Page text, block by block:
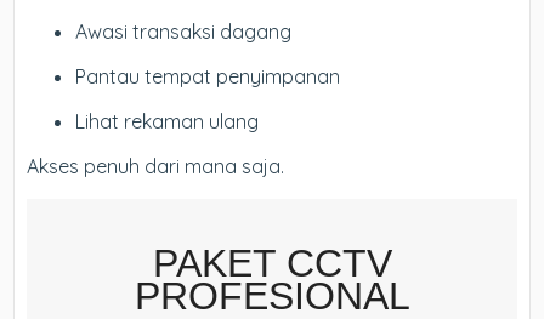
Awasi transaksi dagang
Pantau tempat penyimpanan
Lihat rekaman ulang
Akses penuh dari mana saja.
PAKET CCTV
PROFESIONAL